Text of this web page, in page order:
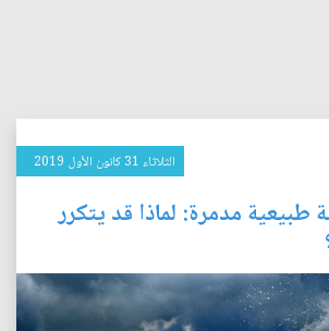
الثلاثاء 31 كانون الأول 2019
طبيعية مدمرة: لماذا قد يتكرر